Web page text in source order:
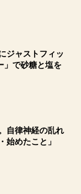
ジャストフィッ
」で砂糖と塩を
自律神経の乱れ
始めたこと」